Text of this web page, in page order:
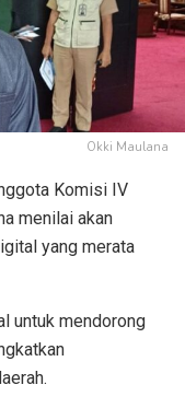
Okki Maulana
Komisi IV
menilai akan
yang merata
untuk mendorong